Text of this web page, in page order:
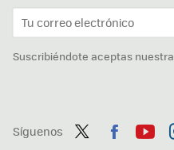
Suscribiéndote aceptas nuestra
Síguenos